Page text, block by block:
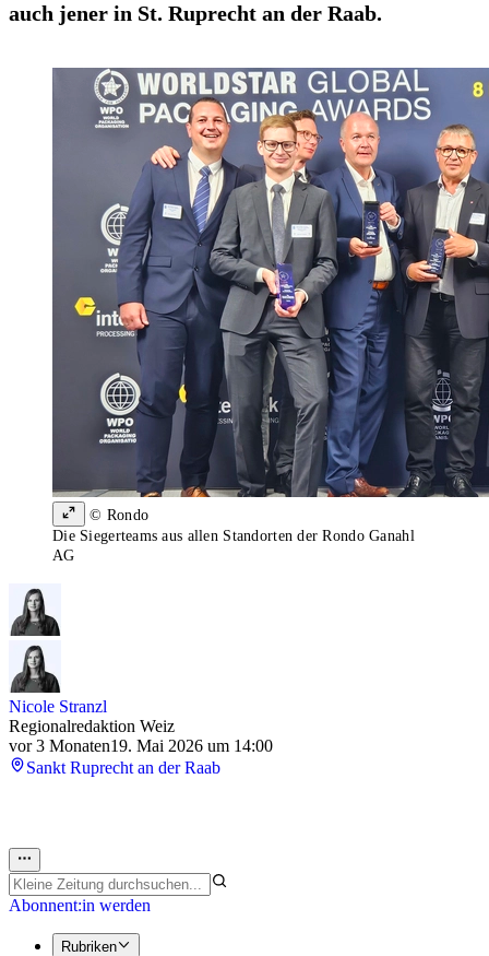
auch jener in St. Ruprecht an der Raab.
© Rondo
Die Siegerteams aus allen Standorten der Rondo Ganahl
AG
Nicole Stranzl
Regionalredaktion Weiz
vor 3 Monaten19. Mai 2026 um 14:00
Sankt Ruprecht an der Raab
Abonnent:in werden
Rubriken